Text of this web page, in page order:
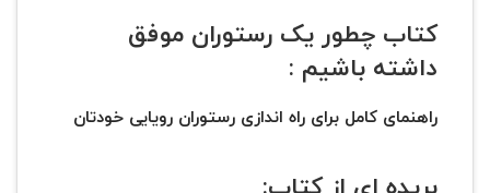
کتاب چطور یک رستوران موفق
داشته باشیم :
راهنمای کامل برای راه اندازی رستوران رویایی خودتان